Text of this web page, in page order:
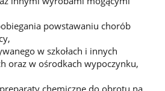
powstawaniu chorób
w szkołach i innych
oraz w ośrodkach wypoczynku,
chemiczne do obrotu na